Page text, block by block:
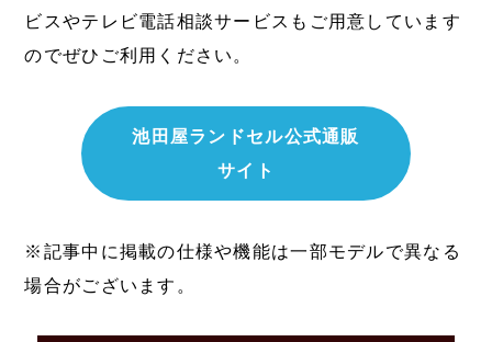
ビスやテレビ電話相談サービスもご用意しています
のでぜひご利用ください。
池田屋ランドセル公式通販
サイト
※記事中に掲載の仕様や機能は一部モデルで異なる
場合がございます。